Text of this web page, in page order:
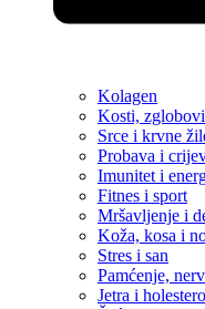
Kolagen
Kosti,
Srce i krvne
Probava i
Imunitet i
Fitnes i sport
Mršavljenje i
Koža, kosa i
Stres i san
Pamćenje,
Jetra i